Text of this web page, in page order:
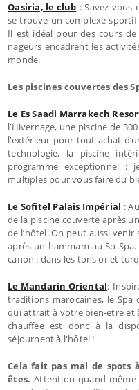
Oasiria, le club : Savez-vous
se trouve un complexe sportif
Il est idéal pour des cours
nageurs encadrent les
monde.
Les piscines couvertes des
Le Es Saadi Marrakech
l’Hivernage, une piscine de
l’extérieur pour tout achat
technologie, la piscine
programme exceptionnel :
multiples pour vous faire du
Le Sofitel Palais Impérial :
de la piscine couverte après
de l’hôtel. On peut aussi venir
après un hammam au So
canon : dans les tons or et
Le Mandarin Oriental:
traditions marocaines, le
qui attrait à votre bien-etre et
chauffée est donc à la
séjournent à l'hôtel !
Cela fait pas mal de spots
êtes. Attention quand même